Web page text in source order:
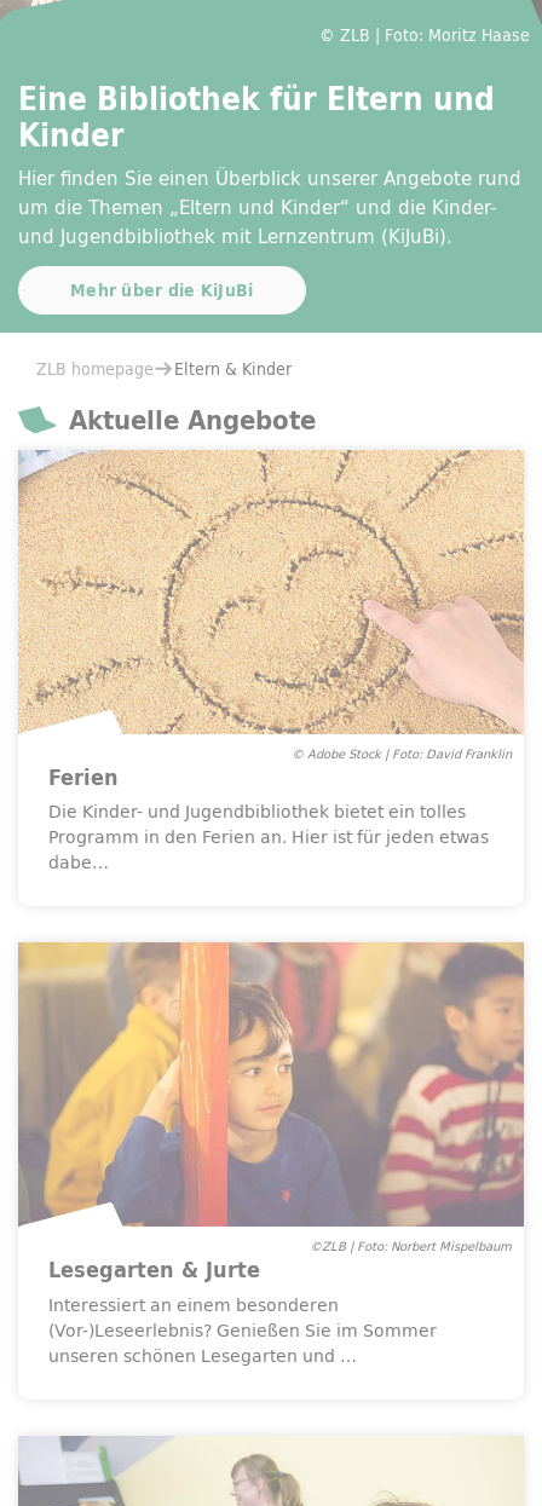
© ZLB | Foto: Moritz Haase
Eine Bibliothek für Eltern und
Kinder
Hier finden Sie einen Überblick unserer Angebote rund
um die Themen „Eltern und Kinder“ und die Kinder-
und Jugendbibliothek mit Lernzentrum (KiJuBi).
Mehr über die KiJuBi
You are here:
ZLB homepage Eltern & Kinder
Aktuelle Angebote
© Adobe Stock | Foto: David Franklin
Ferien
Die Kinder- und Jugendbibliothek bietet ein tolles
Programm in den Ferien an. Hier ist für jeden etwas
dabe…
©ZLB | Foto: Norbert Mispelbaum
Lesegarten & Jurte
Interessiert an einem besonderen
(Vor-)Leseerlebnis? Genießen Sie im Sommer
unseren schönen Lesegarten und …